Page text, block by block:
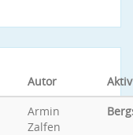
Autor
Armin
Zalfen